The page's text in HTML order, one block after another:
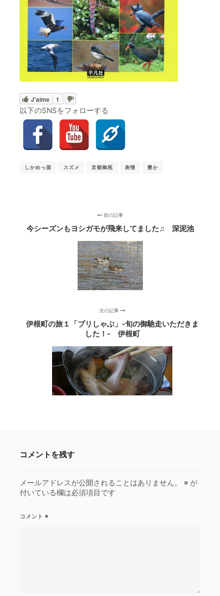
J'aime 1
以下のSNSをフォローする
しかめっ面 スズメ 京都御苑 表情 豊か
前の記事
今シーズンもヨシガモが飛来してました♫ 深泥池
次の記事
伊根町の旅１「ブリしゃぶ」-旬の御馳走いただきま
した！‐ 伊根町
コメントを残す
メールアドレスが公開されることはありません。 ※ が
付いている欄は必須項目です
コメント ※